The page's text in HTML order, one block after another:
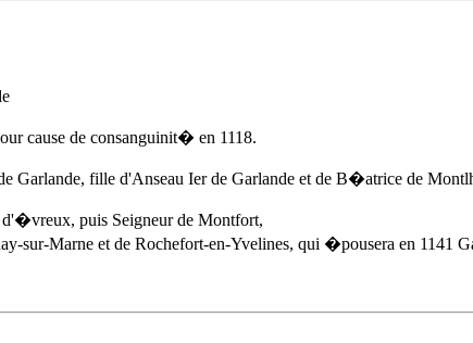
cause de consanguinit� en 1118.
Garlande, fille d'Anseau Ier de Garlande et de B�atrice de
puis Seigneur de Montfort,
sur-Marne et de Rochefort-en-Yvelines, qui �pousera en